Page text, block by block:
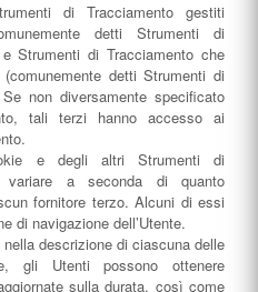
di Tracciamento gestiti
detti Strumenti di
Strumenti di Tracciamento che
detti Strumenti di
non diversamente specificato
tali terzi hanno accesso ai
e degli altri Strumenti di
variare a seconda di quanto
fornitore terzo. Alcuni di essi
di navigazione dell’Utente.
descrizione di ciascuna delle
gli Utenti possono ottenere
sulla durata, così come